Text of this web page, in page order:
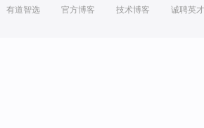
有道智选 官方博客 技术博客 诚聘英才